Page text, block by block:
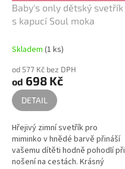
Baby's only dětský svetřík
s kapucí Soul moka
Skladem (1 ks)
od 577 Kč bez DPH
od 698 Kč
DETAIL
Hřejivý zimní svetřík pro
miminko v hnědé barvě přináší
vašemu dítěti hodně pohodlí při
nošení na cestách. Krásný